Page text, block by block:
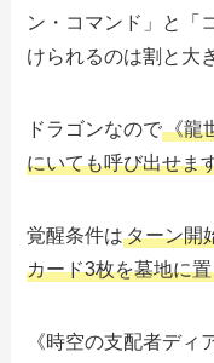
ン・コマンド」と「
けられるのは割と大
ドラゴンなので《龍
にいても呼び出せま
覚醒条件はターン開
カード3枚を墓地に
《時空の支配者デ